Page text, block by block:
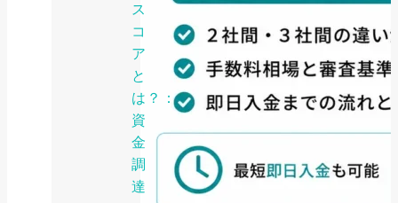
ス
コ
ア
と
は？：
資
金
調
達